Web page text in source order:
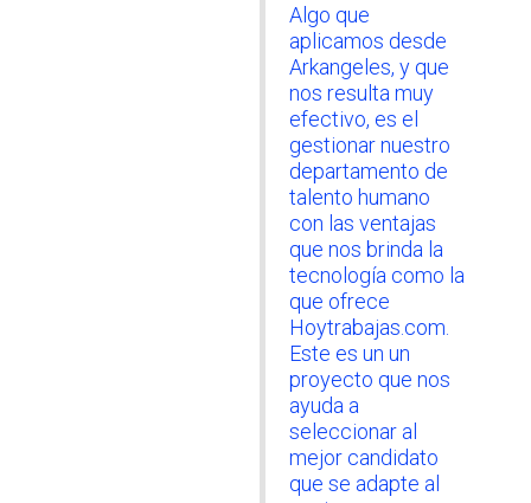
Algo que
aplicamos desde
Arkangeles, y que
nos resulta muy
efectivo, es el
gestionar nuestro
departamento de
talento humano
con las ventajas
que nos brinda la
tecnología como la
que ofrece
Hoytrabajas.com.
Este es un un
proyecto que nos
ayuda a
seleccionar al
mejor candidato
que se adapte al